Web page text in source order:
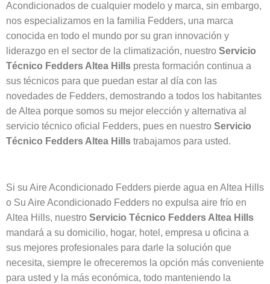
Acondicionados de cualquier modelo y marca, sin embargo,
nos especializamos en la familia Fedders, una marca
conocida en todo el mundo por su gran innovación y
liderazgo en el sector de la climatización, nuestro Servicio
Técnico Fedders Altea Hills presta formación continua a
sus técnicos para que puedan estar al día con las
novedades de Fedders, demostrando a todos los habitantes
de Altea porque somos su mejor elección y alternativa al
servicio técnico oficial Fedders, pues en nuestro Servicio
Técnico Fedders Altea Hills trabajamos para usted.
Si su Aire Acondicionado Fedders pierde agua en Altea Hills
o Su Aire Acondicionado Fedders no expulsa aire frío en
Altea Hills, nuestro Servicio Técnico Fedders Altea Hills
mandará a su domicilio, hogar, hotel, empresa u oficina a
sus mejores profesionales para darle la solución que
necesita, siempre le ofreceremos la opción más conveniente
para usted y la más económica, todo manteniendo la